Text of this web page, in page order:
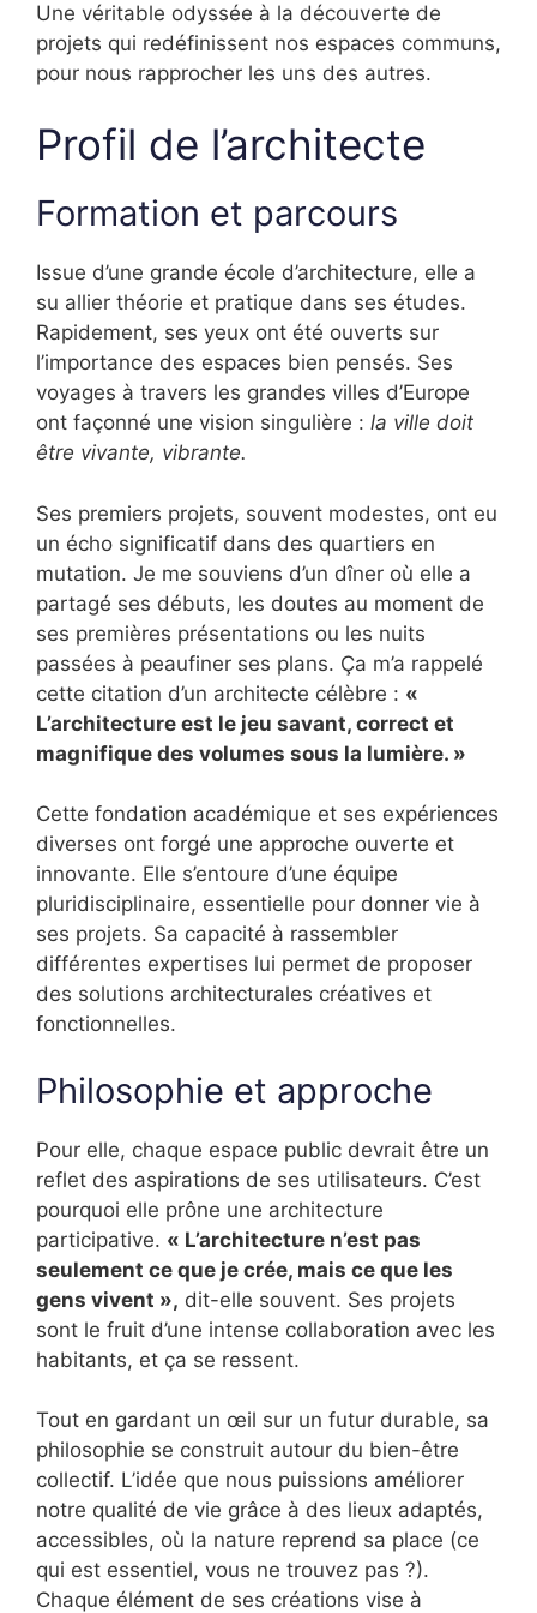
Une véritable odyssée à la découverte de
projets qui redéfinissent nos espaces communs,
pour nous rapprocher les uns des autres.
Profil de l’architecte
Formation et parcours
Issue d’une grande école d’architecture, elle a
su allier théorie et pratique dans ses études.
Rapidement, ses yeux ont été ouverts sur
l’importance des espaces bien pensés. Ses
voyages à travers les grandes villes d’Europe
ont façonné une vision singulière : la ville doit
être vivante, vibrante.
Ses premiers projets, souvent modestes, ont eu
un écho significatif dans des quartiers en
mutation. Je me souviens d’un dîner où elle a
partagé ses débuts, les doutes au moment de
ses premières présentations ou les nuits
passées à peaufiner ses plans. Ça m’a rappelé
cette citation d’un architecte célèbre : «
L’architecture est le jeu savant, correct et
magnifique des volumes sous la lumière. »
Cette fondation académique et ses expériences
diverses ont forgé une approche ouverte et
innovante. Elle s’entoure d’une équipe
pluridisciplinaire, essentielle pour donner vie à
ses projets. Sa capacité à rassembler
différentes expertises lui permet de proposer
des solutions architecturales créatives et
fonctionnelles.
Philosophie et approche
Pour elle, chaque espace public devrait être un
reflet des aspirations de ses utilisateurs. C’est
pourquoi elle prône une architecture
participative. « L’architecture n’est pas
seulement ce que je crée, mais ce que les
gens vivent », dit-elle souvent. Ses projets
sont le fruit d’une intense collaboration avec les
habitants, et ça se ressent.
Tout en gardant un œil sur un futur durable, sa
philosophie se construit autour du bien-être
collectif. L’idée que nous puissions améliorer
notre qualité de vie grâce à des lieux adaptés,
accessibles, où la nature reprend sa place (ce
qui est essentiel, vous ne trouvez pas ?).
Chaque élément de ses créations vise à